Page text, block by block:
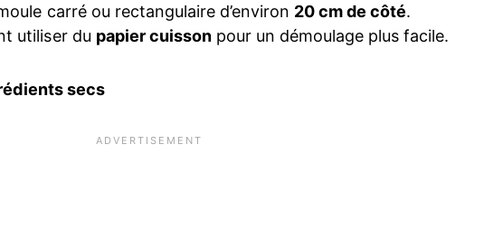
carré ou rectangulaire d’environ 20 cm de côté.
utiliser du papier cuissonpour un démoulage plus facile.
secs